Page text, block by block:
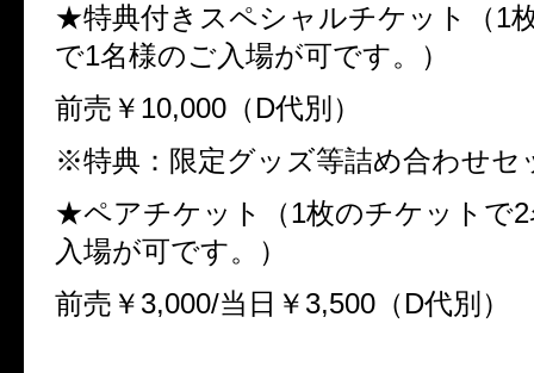
★特典付きスペシャルチケット（1
で1名様のご入場が可です。）
前売￥ 10,000 （D代別）
※特典：限定グッズ等詰め合わせセ
★ペアチケット（1枚のチケットで2
入場が可です。）
前売￥ 3,000/当日￥ 3,500 （D代別）